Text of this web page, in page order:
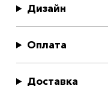
Дизайн
Оплата
Доставка